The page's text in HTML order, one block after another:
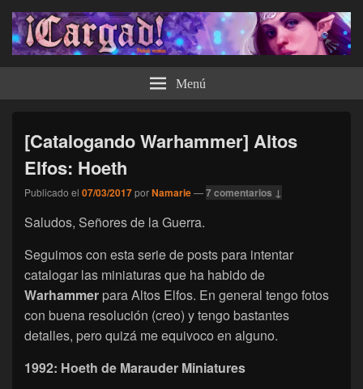
¡Cargad! Menú
[Catalogando Warhammer] Altos
Elfos: Hoeth
Publicado el 07/03/2017porNamarie—7 comentarios ↓
Saludos, Señores de la Guerra.
Seguimos con esta serie de posts para intentar
catalogar las miniaturas que ha habido de
Warhammer para Altos Elfos. En general tengo fotos
con buena resolución (creo) y tengo bastantes
detalles, pero quizá me equivoco en alguno.
1992: Hoeth de Marauder Miniatures